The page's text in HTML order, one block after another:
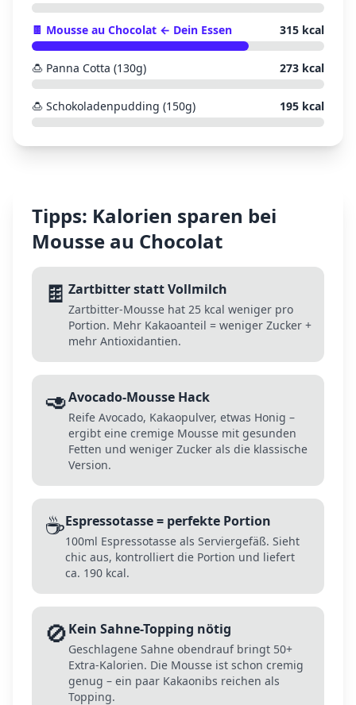
🍫 Mousse au Chocolat ← Dein Essen 315 kcal
🍮 Panna Cotta (130g) 273 kcal
🍮 Schokoladenpudding (150g) 195 kcal
Tipps: Kalorien sparen bei
Mousse au Chocolat
🍫 Zartbitter statt Vollmilch
Zartbitter-Mousse hat 25 kcal weniger pro
Portion. Mehr Kakaoanteil = weniger Zucker +
mehr Antioxidantien.
🥑Avocado-Mousse Hack
Reife Avocado, Kakaopulver, etwas Honig –
ergibt eine cremige Mousse mit gesunden
Fetten und weniger Zucker als die klassische
Version.
☕Espressotasse = perfekte Portion
100ml Espressotasse als Serviergefäß. Sieht
chic aus, kontrolliert die Portion und liefert
ca. 190 kcal.
🚫Kein Sahne-Topping nötig
Geschlagene Sahne obendrauf bringt 50+
Extra-Kalorien. Die Mousse ist schon cremig
genug – ein paar Kakaonibs reichen als
Topping.